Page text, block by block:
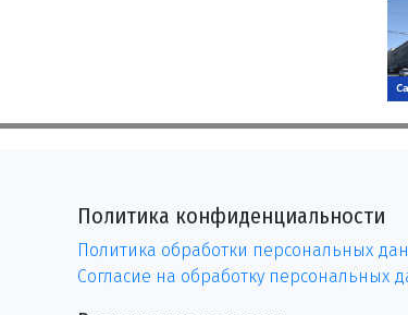
Политика конфиденциальности
Политика обработки персональных
Согласие на обработку персональных